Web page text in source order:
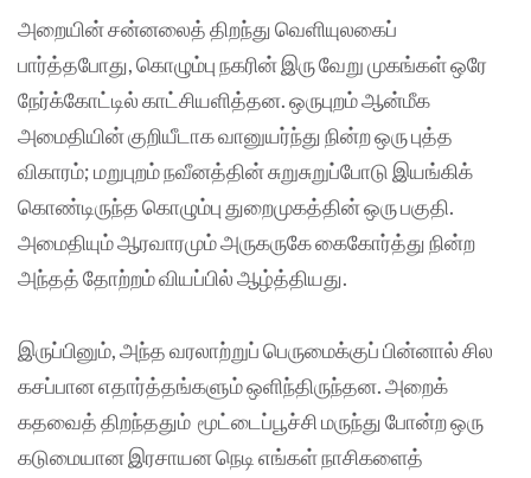
அறையின் சன்னலைத் திறந்து வெளியுலகைப்
பார்த்தபோது, கொழும்பு நகரின் இரு வேறு முகங்கள் ஒரே
நேர்க்கோட்டில் காட்சியளித்தன. ஒருபுறம் ஆன்மீக
அமைதியின் குறியீடாக வானுயர்ந்து நின்ற ஒரு புத்த
விகாரம்; மறுபுறம் நவீனத்தின் சுறுசுறுப்போடு இயங்கிக்
கொண்டிருந்த கொழும்பு துறைமுகத்தின் ஒரு பகுதி.
அமைதியும் ஆரவாரமும் அருகருகே கைகோர்த்து நின்ற
அந்தத் தோற்றம் வியப்பில் ஆழ்த்தியது.
இருப்பினும், அந்த வரலாற்றுப் பெருமைக்குப் பின்னால் சில
கசப்பான எதார்த்தங்களும் ஒளிந்திருந்தன. அறைக்
கதவைத் திறந்ததும் மூட்டைப்பூச்சி மருந்து போன்ற ஒரு
கடுமையான இரசாயன நெடி எங்கள் நாசிகளைத்